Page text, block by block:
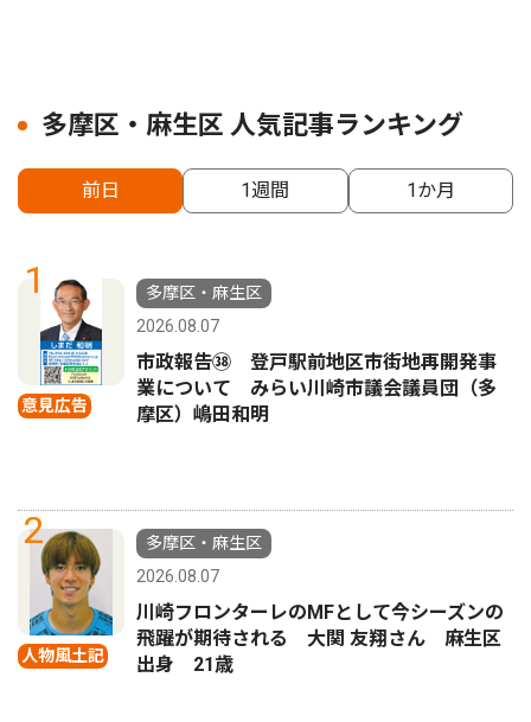
多摩区・麻生区 人気記事ランキング
前日 1週間 1か月
1
意見広告
多摩区・麻生区
2026.08.07
市政報告㊳ 登戸駅前地区市街地再開発事
業について みらい川崎市議会議員団（多
摩区）嶋田和明
2
人物風土記
多摩区・麻生区
2026.08.07
川崎フロンターレのMFとして今シーズンの
飛躍が期待される 大関 友翔さん 麻生区
出身 21歳